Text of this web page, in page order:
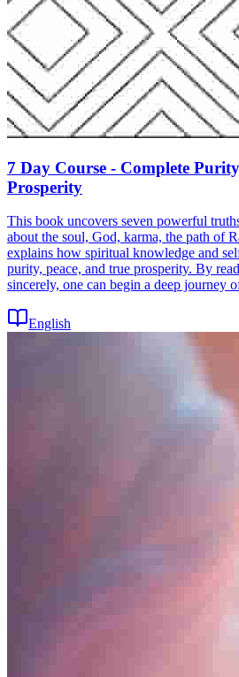
7 Day Course - Complete
Prosperity
This book uncovers seven powerful
about the soul, God, karma, the path of
explains how spiritual knowledge and
purity, peace, and true prosperity. By
sincerely, one can begin a deep journey
English